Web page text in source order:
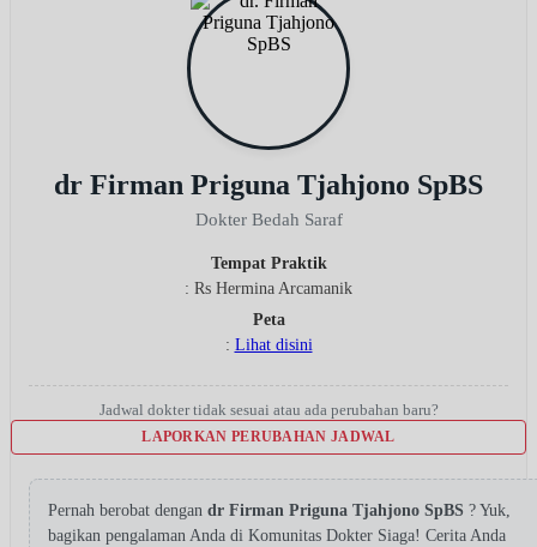
dr Firman Priguna Tjahjono SpBS
Dokter Bedah Saraf
Tempat Praktik
: Rs Hermina Arcamanik
Peta
: Lihat disini
Jadwal dokter tidak sesuai atau ada perubahan baru?
LAPORKAN PERUBAHAN JADWAL
Pernah berobat dengan dr Firman Priguna Tjahjono SpBS ? Yuk,
bagikan pengalaman Anda di Komunitas Dokter Siaga! Cerita Anda